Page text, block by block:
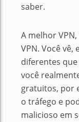
saber.
A melhor
VPN. Você vê,
diferentes que
você
gratuitos, por
o tráfego e
malicioso em